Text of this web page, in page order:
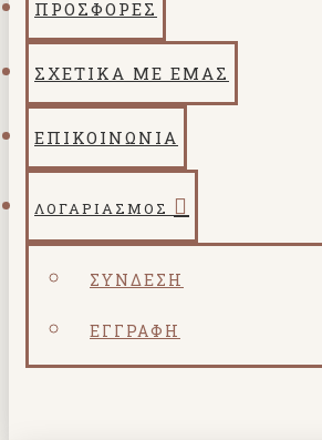
ΠΡΟΣΦΟΡΕΣ
ΣΧΕΤΙΚΑ ΜΕ ΕΜΑΣ
ΕΠΙΚΟΙΝΩΝΙΑ
ΛΟΓΑΡΙΑΣΜΌΣ
ΣΎΝΔΕΣΗ
ΕΓΓΡΑΦΉ